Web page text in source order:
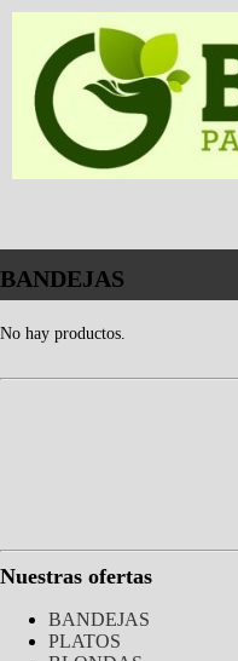
BANDEJAS
No hay productos.
Nuestras ofertas
BANDEJAS
PLATOS